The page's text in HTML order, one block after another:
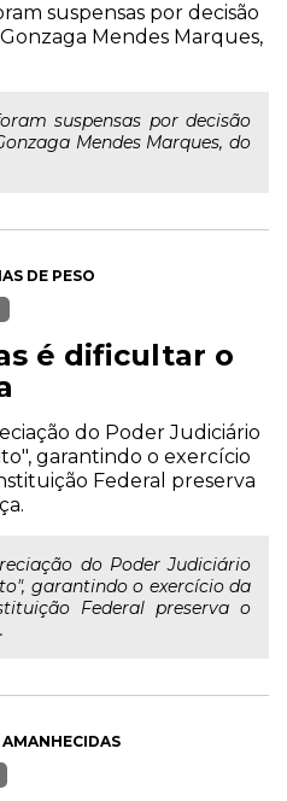
suspensas por decisão
Mendes Marques,
suspensas por decisão
Mendes Marques, do
DE PESO
é dificultar o
do Poder Judiciário
garantindo o exercício
Federal preserva
do Poder Judiciário
garantindo o exercício da
Federal preserva o